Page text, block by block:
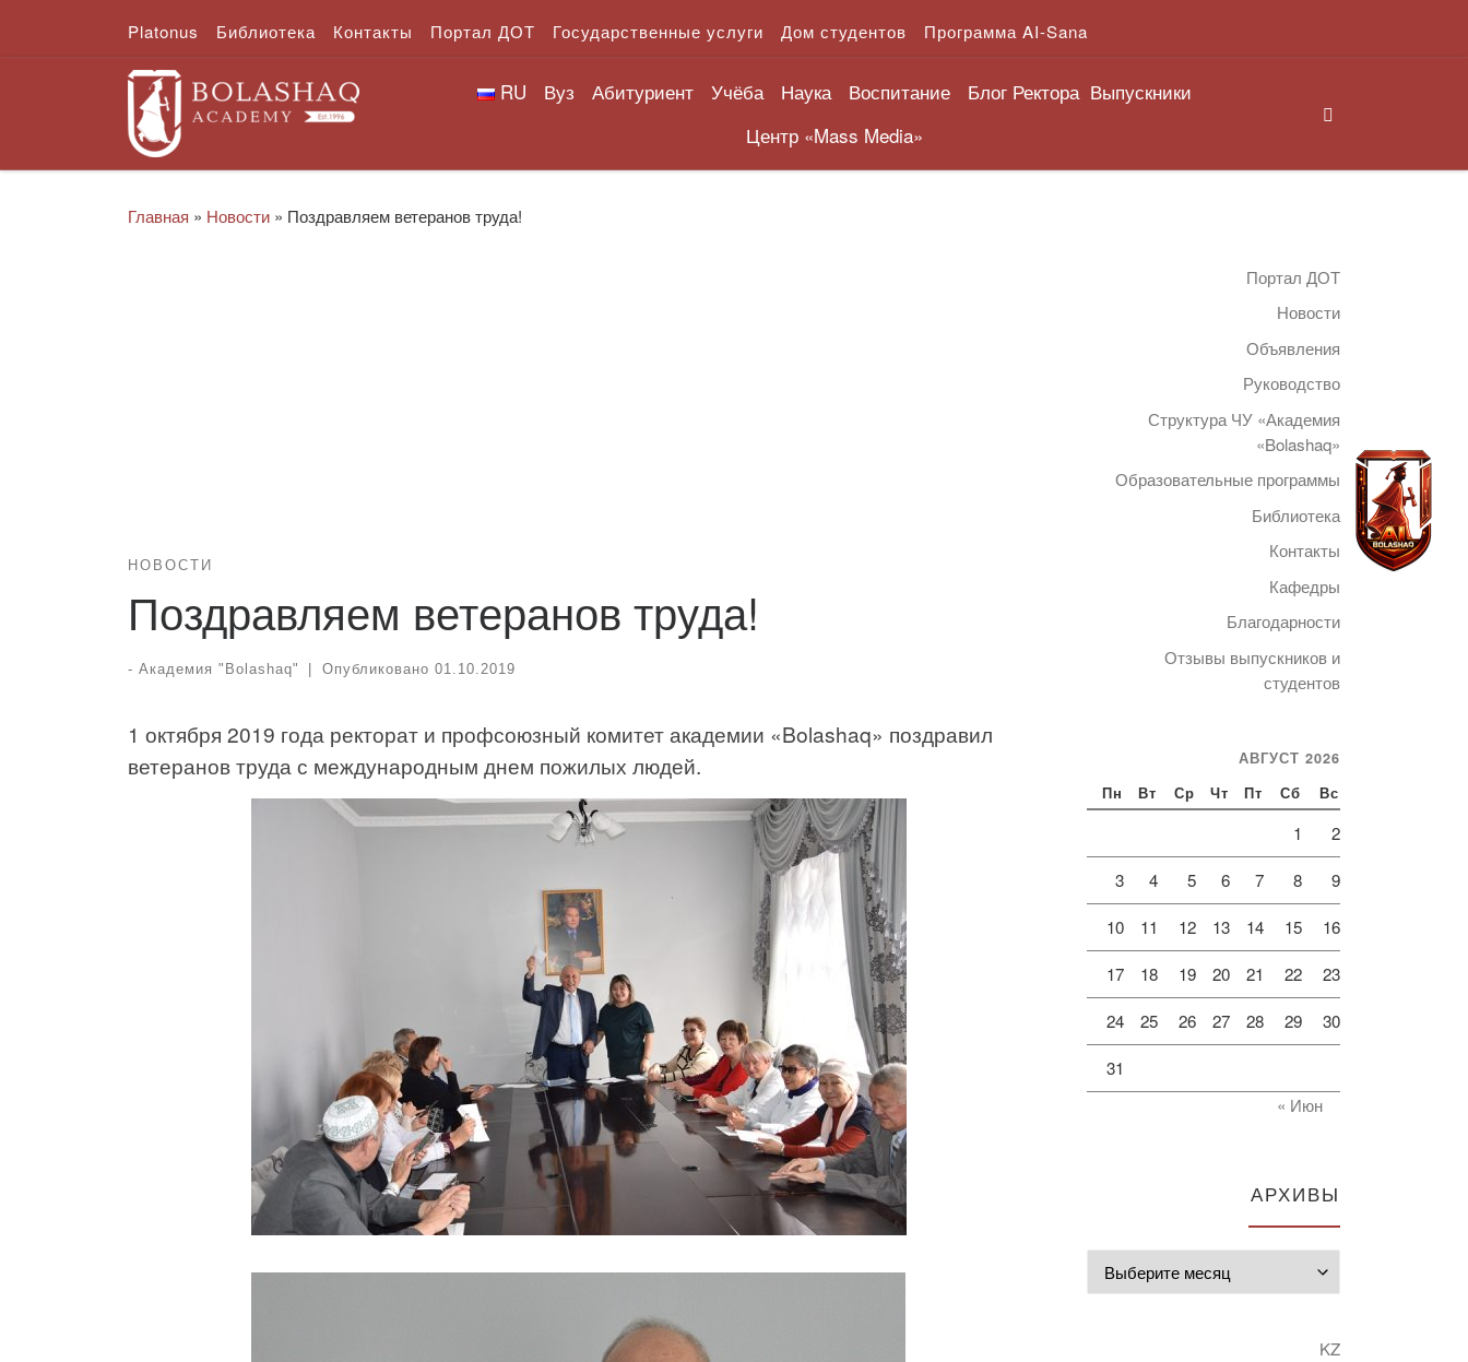
Перейти к содержимому
Platonus Библиотека Контакты Портал ДОТ Государственные услуги Дом студентов Программа AI-Sana
RU Вуз Абитуриент Учёба Наука Воспитание Блог Ректора Выпускники
Центр «Mass Media»
Главная » Новости » Поздравляем ветеранов труда!
НОВОСТИ
Поздравляем ветеранов труда!
- Академия "Bolashaq" Опубликовано 01.10.2019
1 октября 2019 года ректорат и профсоюзный комитет академии «Bolashaq» поздравил
ветеранов труда с международным днем пожилых людей.
Портал ДОТ
Новости
Объявления
Руководство
Структура ЧУ «Академия
«Bolashaq»
Образовательные программы
Библиотека
Контакты
Кафедры
Благодарности
Отзывы выпускников и
студентов
АВГУСТ 2026
Пн Вт Ср Чт Пт Сб Вс
1 2
3 4 5 6 7 8 9
10 11 12 13 14 15 16
17 18 19 20 21 22 23
24 25 26 27 28 29 30
31
« Июн
АРХИВЫ
KZ